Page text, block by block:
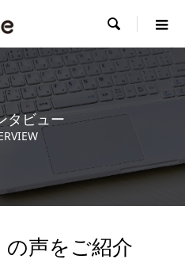

タビュー
の声をご紹介